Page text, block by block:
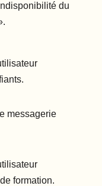
du
messagerie
formation.